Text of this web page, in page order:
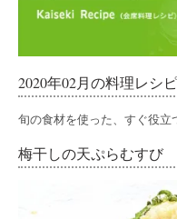
2020年02月の料理レシピ
旬の食材を使った、すぐ役立
梅干しの天ぷらむすび